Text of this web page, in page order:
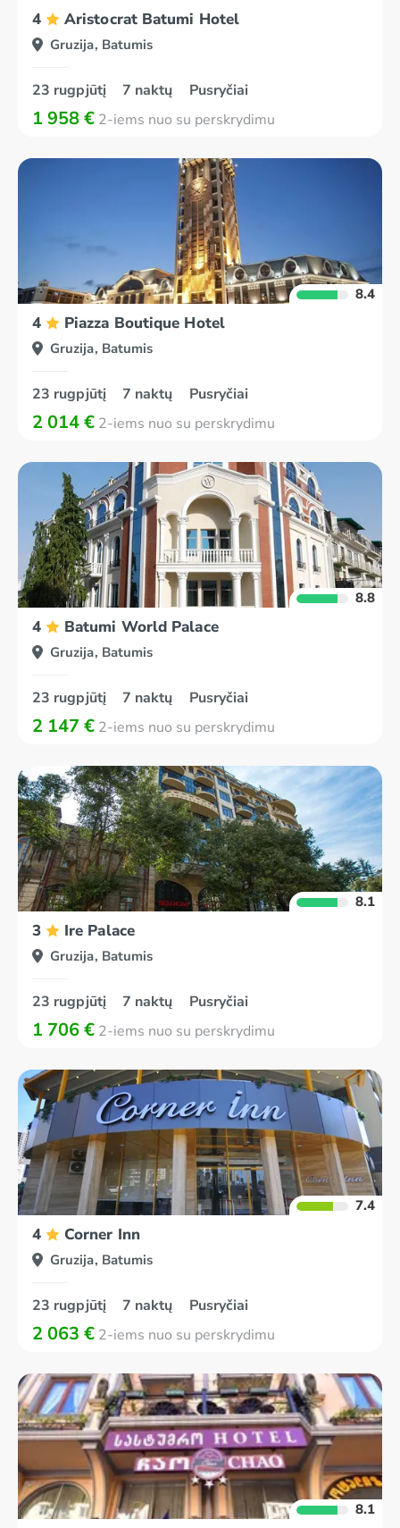
4 Aristocrat Batumi Hotel
Gruzija, Batumis
23 rugpjūtį 7 naktų Pusryčiai
1 958 € 2-iems nuo su perskrydimu
8.4
4 Piazza Boutique Hotel
Gruzija, Batumis
23 rugpjūtį 7 naktų Pusryčiai
2 014 € 2-iems nuo su perskrydimu
8.8
4 Batumi World Palace
Gruzija, Batumis
23 rugpjūtį 7 naktų Pusryčiai
2 147 € 2-iems nuo su perskrydimu
8.1
3 Ire Palace
Gruzija, Batumis
23 rugpjūtį 7 naktų Pusryčiai
1 706 € 2-iems nuo su perskrydimu
7.4
4 Corner Inn
Gruzija, Batumis
23 rugpjūtį 7 naktų Pusryčiai
2 063 € 2-iems nuo su perskrydimu
8.1